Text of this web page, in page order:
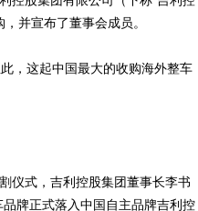
并宣布了董事会成员。
，这起中国最大的收购海外整车
式，吉利控股集团董事长李书
牌正式落入中国自主品牌吉利控